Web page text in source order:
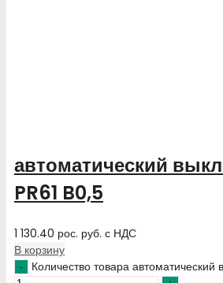
автоматический
PR61 B0,5
1 130.40 рос. руб. с НДС
В корзину
Количество товара автоматический